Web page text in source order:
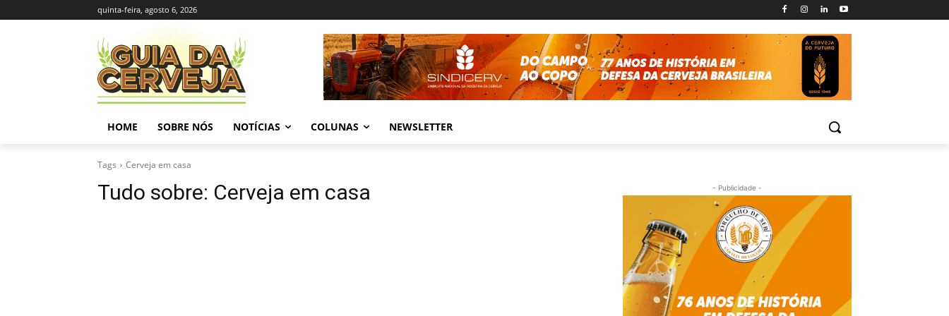
quinta-feira, agosto 6, 2026
HOME SOBRE NÓS NOTÍCIAS COLUNAS NEWSLETTER
Tags Cerveja em casa
Tudo sobre: Cerveja em casa - Publicidade -